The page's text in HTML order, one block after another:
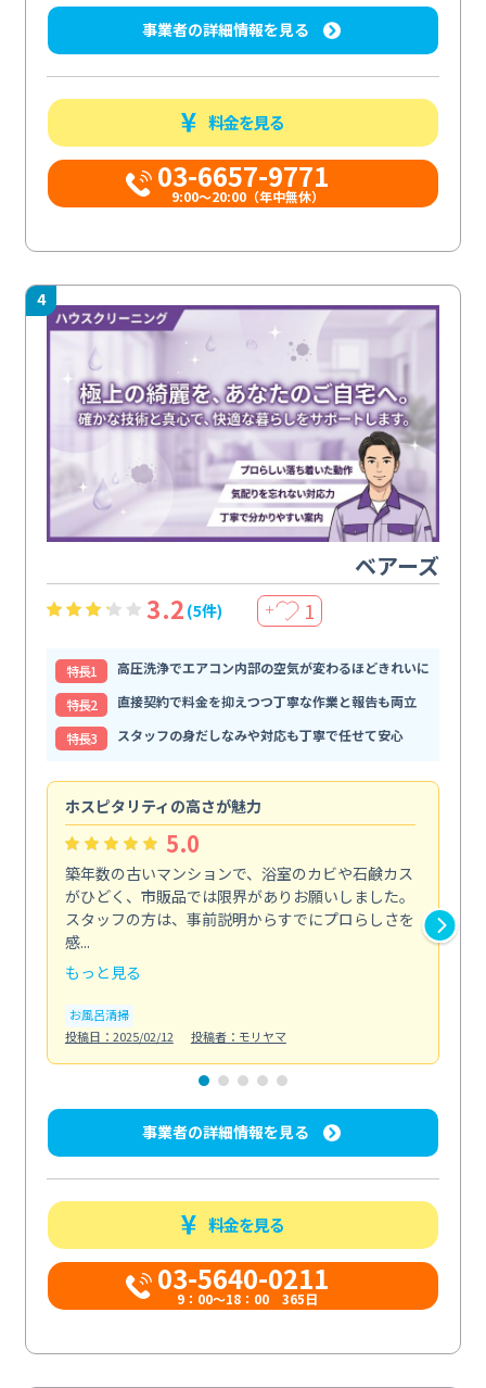
事業者の詳細情報を見る
料金を見る
03-6657-9771
9:00～20:00（年中無休）
4
ベアーズ
3.2 (5件) ＋ 1
特⻑1
高圧洗浄でエアコン内部の空気が変わるほどきれいに
特⻑2
直接契約で料金を抑えつつ丁寧な作業と報告も両立
特⻑3
スタッフの身だしなみや対応も丁寧で任せて安心
ホスピタリティの高さが魅力
5.0
築年数の古いマンションで、浴室のカビや石鹸カス
がひどく、市販品では限界がありお願いしました。
スタッフの方は、事前説明からすでにプロらしさを
感...
もっと見る
お風呂清掃
投稿日：2025/02/12
投稿者：モリヤマ
事業者の詳細情報を見る
料金を見る
03-5640-0211
9：00～18：00 365日